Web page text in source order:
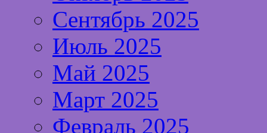
Сентябрь 2025
Июль 2025
Май 2025
Март 2025
Февраль 2025